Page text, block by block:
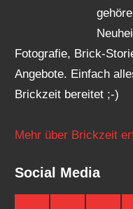
Fotografie, Brick-
Angebote. Einfach
Brickzeit bereitet ;-)
Mehr über Brickzeit
Social Media